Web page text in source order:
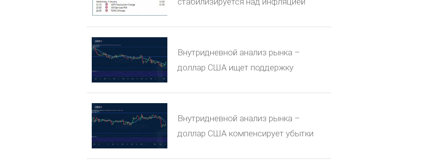
Внутридневной анализ рынка –
доллар США ищет поддержку
Внутридневной анализ рынка –
доллар США компенсирует убытки